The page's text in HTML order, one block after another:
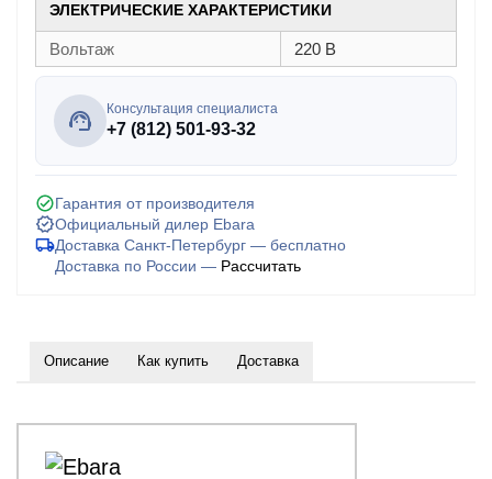
ЭЛЕКТРИЧЕСКИЕ ХАРАКТЕРИСТИКИ
Вольтаж 220 В
Консультация специалиста
+7 (812) 501-93-32
Гарантия от производителя
Официальный дилер Ebara
Доставка Санкт-Петербург — бесплатно
Доставка по России — Рассчитать
Описание Как купить Доставка